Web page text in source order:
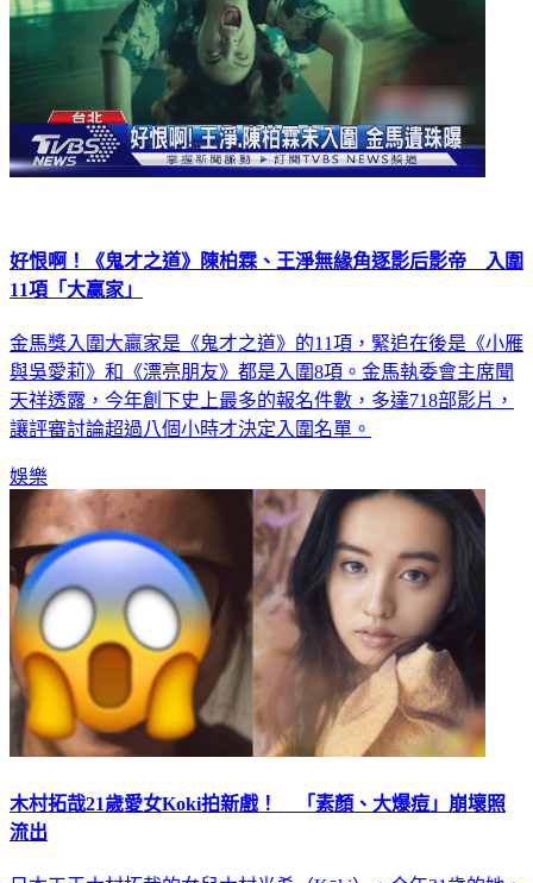
好恨啊！《鬼才之道》陳柏霖、王淨無緣角逐影后影帝 入圍
11項「大贏家」
金馬獎入圍大贏家是《鬼才之道》的11項，緊追在後是《小雁
與吳愛莉》和《漂亮朋友》都是入圍8項。金馬執委會主席聞
天祥透露，今年創下史上最多的報名件數，多達718部影片，
讓評審討論超過八個小時才決定入圍名單。
娛樂
木村拓哉21歲愛女Koki拍新戲！ 「素顏、大爆痘」崩壞照
流出